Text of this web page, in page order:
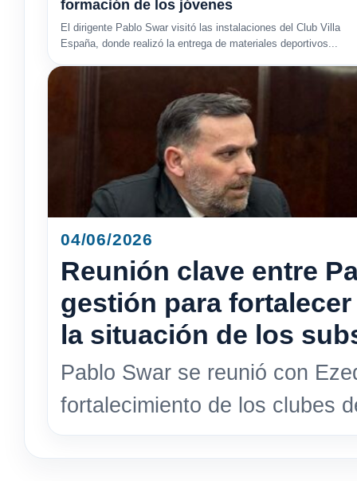
formación de los jóvenes
El dirigente Pablo Swar visitó las instalaciones del Club Villa
España, donde realizó la entrega de materiales deportivos...
04/06/2026
Reunión clave entre
gestión para
la situación de los
Pablo Swar se reunió con
fortalecimiento de los clubes